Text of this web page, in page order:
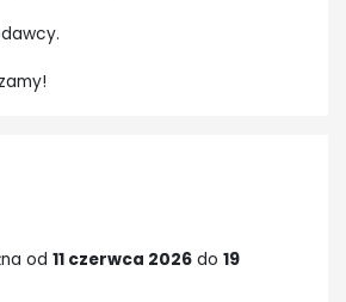
od 11 czerwca 2026 do 19